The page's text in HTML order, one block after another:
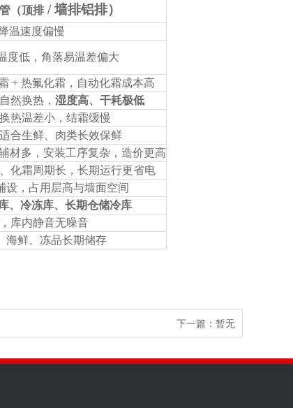
（顶排/ 墙排铝排）
温速度偏慢
度低，角落易温差偏大
+ 热氟化霜，自动化霜成本高
然换热， 湿度高、干耗极低
热温差小，结霜缓慢
合生鲜、肉类长效保鲜
材多，安装工序复杂，造价更高
化霜周期长，长期运行更省电
设，占用层高与墙面空间
、冷冻库、长期仓储冷库
库内静音无噪音
海鲜、冻品长期储存
下一篇：暂无